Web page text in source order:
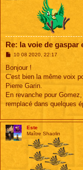
Re: la voie de
M
s
a
g
10 08 2020, 22:17
Bonjour !
C'est bien la même voix
Pierre Garin.
En revanche pour
remplacé dans quelques
Este
Maître Shaolin